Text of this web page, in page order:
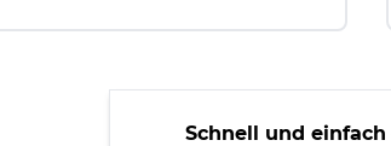
Schnell und einfach